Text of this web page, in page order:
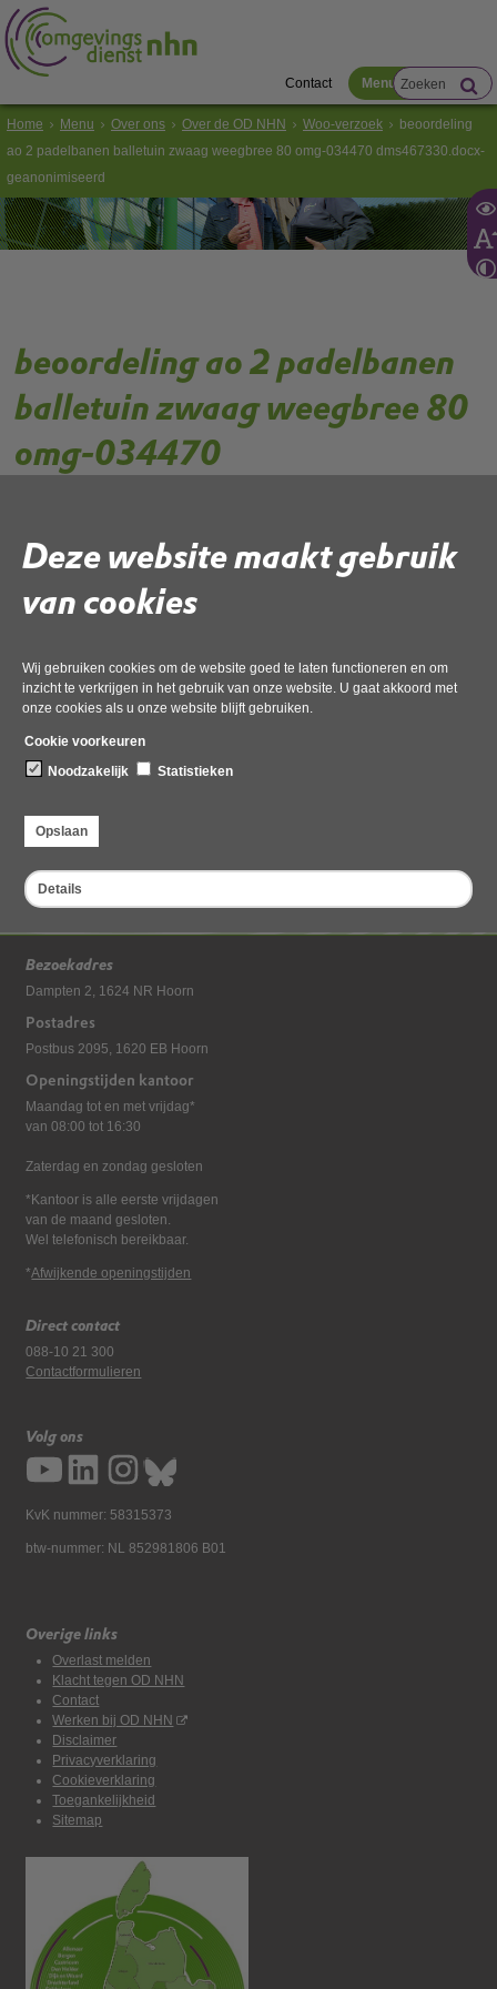
Deze website maakt gebruik
van cookies
Wij gebruiken cookies om de website goed te laten functioneren en om
inzicht te verkrijgen in het gebruik van onze website. U gaat akkoord met
onze cookies als u onze website blijft gebruiken.
Cookie voorkeuren
Noodzakelijk
Statistieken
Opslaan
Details
Contact Menu
Home Menu Over ons Over de OD NHN Woo-verzoek
beoordeling
ao 2 padelbanen balletuin zwaag weegbree 80 omg-034470 dms467330.docx-
geanonimiseerd
beoordeling ao 2 padelbanen
balletuin zwaag weegbree 80
omg-034470
geanonimiseerd
Gebruik de onderstaande link om het document te downloaden.
omg-034470 dms467330.docx-geanonimiseerd’,
02 juni 2026,pdf, 1MB
Bezoekadres
Dampten 2, 1624 NR Hoorn
Postadres
Postbus 2095, 1620 EB Hoorn
Openingstijden kantoor
Maandag tot en met vrijdag*
van 08:00 tot 16:30
Zaterdag en zondag gesloten
*Kantoor is alle eerste vrijdagen
van de maand gesloten.
Wel telefonisch bereikbaar.
*Afwijkende openingstijden
Direct contact
088-10 21 300
Contactformulieren
Volg ons
KvK nummer: 58315373
btw-nummer: NL 852981806 B01
Overige links
Overlast melden
Klacht tegen OD NHN
Contact
Werken bij OD NHN
Disclaimer
Privacyverklaring
Cookieverklaring
Toegankelijkheid
Sitemap